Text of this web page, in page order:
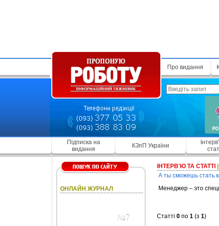
Про видання
Підписка на
видання
КЗпП України
ОНЛАЙН ЖУРНАЛ
№7
ІНТЕРВ'Ю ТА СТАТТІ
А ты сможешь стать
Менеджер – это
Статті 0 по 1 (з 1)